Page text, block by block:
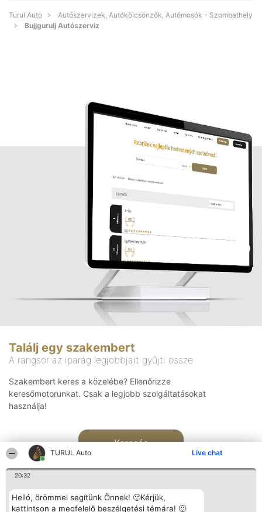
TURUL Auto Live chat
20:32
Helló, örömmel segítünk Önnek! 🙂Kérjük,
kattintson a megfelelő beszélgetési témára! 🙂
Turul Auto
Autószervizek, Autókölcsönzők, Autómosók - Szombathely
Bujjgurulj Autószerviz
Találj egy szakembert
A rangsor az iparág legjobbjait gyűjti össze
Szakembert keres a közelébe? Ellenőrizze
keresőmotorunkat. Csak a legjobb szolgáltatásokat
használja!
Keresés